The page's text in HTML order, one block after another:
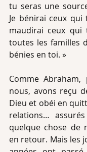
tu seras une
Je bénirai ceux
maudirai ceux
toutes les familles
bénies en toi. »
Comme Abraham,
nous, avons reçu
Dieu et obéi en
relations…
quelque chose de
en retour. Mais les